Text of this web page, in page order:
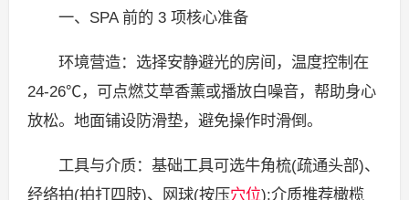
一、SPA 前的 3 项核心准备
环境营造：选择安静避光的房间，温度控制在
24-26℃，可点燃艾草香薰或播放白噪音，帮助身心
放松。地面铺设防滑垫，避免操作时滑倒。
工具与介质：基础工具可选牛角梳(疏通头部)、
经络拍(拍打四肢)、网球(按压穴位);介质推荐橄榄